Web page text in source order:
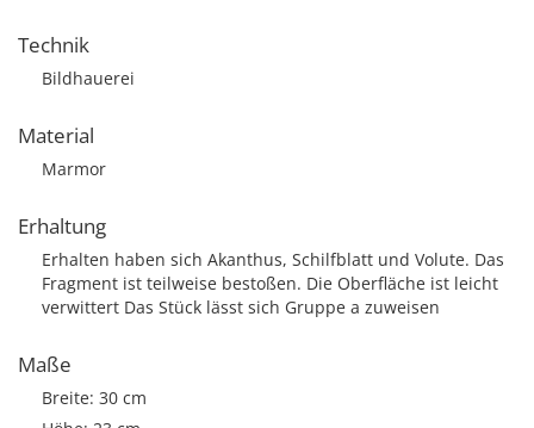
Technik
Bildhauerei
Material
Marmor
Erhaltung
Erhalten haben sich Akanthus, Schilfblatt und Volute. Das
Fragment ist teilweise bestoßen. Die Oberfläche ist leicht
verwittert Das Stück lässt sich Gruppe a zuweisen
Maße
Breite: 30 cm